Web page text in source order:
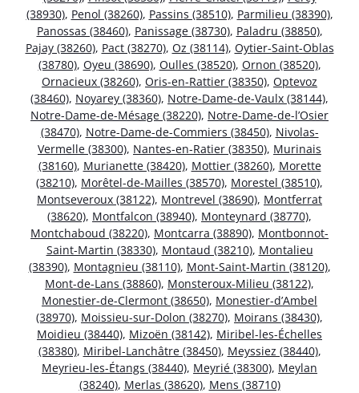
(38930), Penol (38260), Passins (38510), Parmilieu (38390),
Panossas (38460), Panissage (38730), Paladru (38850),
Pajay (38260), Pact (38270), Oz (38114), Oytier-Saint-Oblas
(38780), Oyeu (38690), Oulles (38520), Ornon (38520),
Ornacieux (38260), Oris-en-Rattier (38350), Optevoz
(38460), Noyarey (38360), Notre-Dame-de-Vaulx (38144),
Notre-Dame-de-Mésage (38220), Notre-Dame-de-l’Osier
(38470), Notre-Dame-de-Commiers (38450), Nivolas-
Vermelle (38300), Nantes-en-Ratier (38350), Murinais
(38160), Murianette (38420), Mottier (38260), Morette
(38210), Morêtel-de-Mailles (38570), Morestel (38510),
Montseveroux (38122), Montrevel (38690), Montferrat
(38620), Montfalcon (38940), Monteynard (38770),
Montchaboud (38220), Montcarra (38890), Montbonnot-
Saint-Martin (38330), Montaud (38210), Montalieu
(38390), Montagnieu (38110), Mont-Saint-Martin (38120),
Mont-de-Lans (38860), Monsteroux-Milieu (38122),
Monestier-de-Clermont (38650), Monestier-d’Ambel
(38970), Moissieu-sur-Dolon (38270), Moirans (38430),
Moidieu (38440), Mizoën (38142), Miribel-les-Échelles
(38380), Miribel-Lanchâtre (38450), Meyssiez (38440),
Meyrieu-les-Étangs (38440), Meyrié (38300), Meylan
(38240), Merlas (38620), Mens (38710)